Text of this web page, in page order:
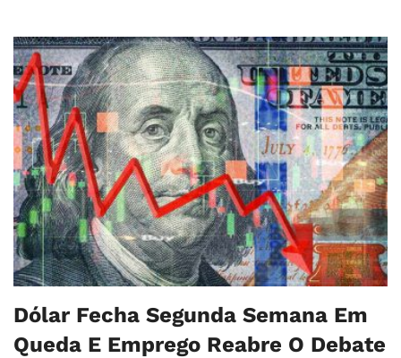
Dólar Fecha Segunda Semana Em
Queda E Emprego Reabre O Debate